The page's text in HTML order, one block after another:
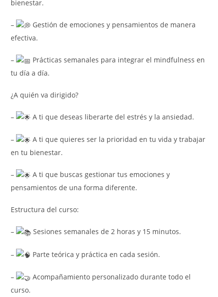
bienestar.
–
Gestión de emociones y pensamientos de manera
efectiva.
–
Prácticas semanales para integrar el mindfulness en
tu día a día.
¿A quién va dirigido?
– A ti que deseas liberarte del estrés y la ansiedad.
–
A ti que quieres ser la prioridad en tu vida y trabajar
en tu bienestar.
–
A ti que buscas gestionar tus emociones y
pensamientos de una forma diferente.
Estructura del curso:
– Sesiones semanales de 2 horas y 15 minutos.
– Parte teórica y práctica en cada sesión.
–
Acompañamiento personalizado durante todo el
curso.